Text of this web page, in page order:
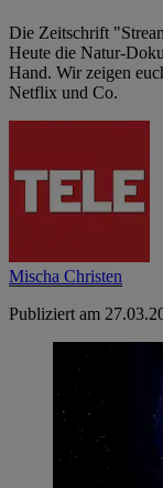
Die Zeitschrift
Heute die Natur-
Hand. Wir zeigen
Netflix und Co.
Mischa Christen
Publiziert am